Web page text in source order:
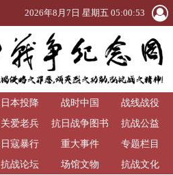
2026年8月7日 星期五 05:00:53
日本投降 战时中国
战线战役
关爱老兵
抗日战争图书
馆
抗战公益
日寇暴行 重大事件
专题栏目
抗战论坛 场馆文物 抗战文化